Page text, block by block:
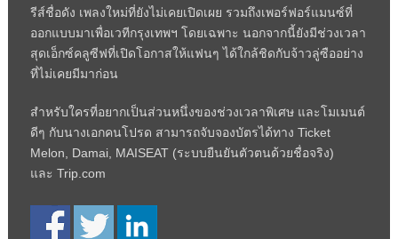
รีส์ชื่อดัง เพลงใหม่ที่ยังไม่เคยเปิดเผย รวมถึงเพอร์ฟอร์แมนซ์ที่
ออกแบบมาเพื่อเวทีกรุงเทพฯ โดยเฉพาะ นอกจากนี้ยังมีช่วงเวลา
สุดเอ็กซ์คลูซีฟที่เปิดโอกาสให้แฟนๆ ได้ใกล้ชิดกับจ้าวลู่ซืออย่าง
ที่ไม่เคยมีมาก่อน
สำหรับใครที่อยากเป็นส่วนหนึ่งของช่วงเวลาพิเศษ และโมเมนต์
ดีๆ กับนางเอกคนโปรด สามารถจับจองบัตรได้ทาง Ticket
Melon, Damai, MAISEAT (ระบบยืนยันตัวตนด้วยชื่อจริง)
และ Trip.com